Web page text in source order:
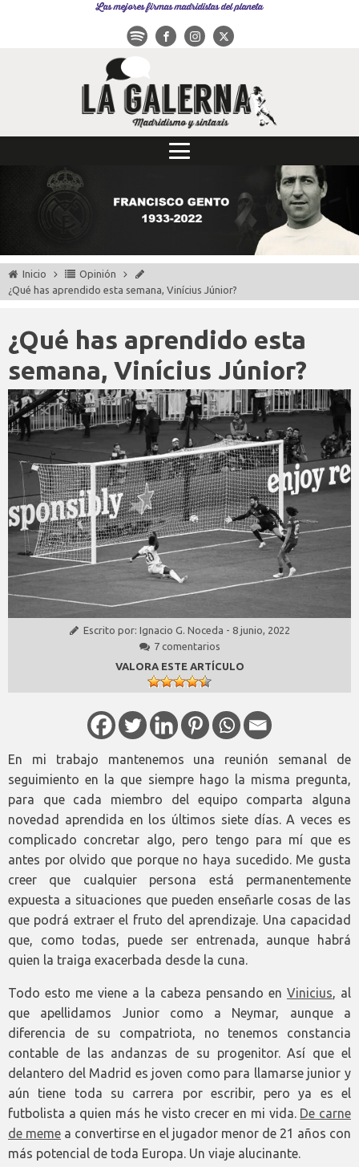
Las mejores firmas madridistas del planeta
Inicio
Opinión
¿Qué has aprendido esta semana, Vinícius Júnior?
¿Qué has aprendido esta
semana, Vinícius Júnior?
Escrito por: Ignacio G. Noceda - 8 junio, 2022
7 comentarios
VALORA ESTE ARTÍCULO
En mi trabajo mantenemos una reunión semanal de
seguimiento en la que siempre hago la misma pregunta,
para que cada miembro del equipo comparta alguna
novedad aprendida en los últimos siete días. A veces es
complicado concretar algo, pero tengo para mí que es
antes por olvido que porque no haya sucedido. Me gusta
creer que cualquier persona está permanentemente
expuesta a situaciones que pueden enseñarle cosas de las
que podrá extraer el fruto del aprendizaje. Una capacidad
que, como todas, puede ser entrenada, aunque habrá
quien la traiga exacerbada desde la cuna.
Todo esto me viene a la cabeza pensando en Vinicius, al
que apellidamos Junior como a Neymar, aunque a
diferencia de su compatriota, no tenemos constancia
contable de las andanzas de su progenitor. Así que el
delantero del Madrid es joven como para llamarse junior y
aún tiene toda su carrera por escribir, pero ya es el
futbolista a quien más he visto crecer en mi vida. De carne
de meme a convertirse en el jugador menor de 21 años con
más potencial de toda Europa. Un viaje alucinante.